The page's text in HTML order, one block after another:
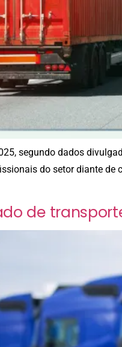
segundo dados
do setor diante de
de